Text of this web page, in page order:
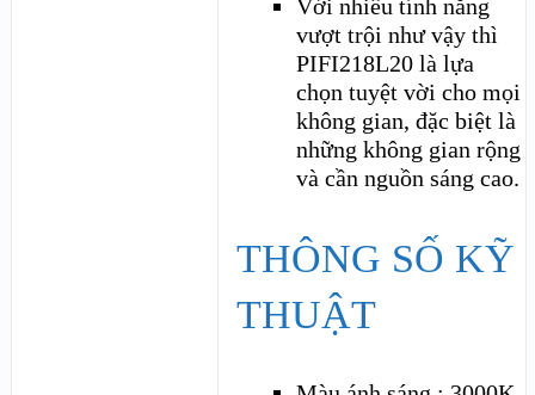
Với nhiều tính năng
vượt trội như vậy thì
PIFI218L20 là lựa
chọn tuyệt vời cho mọi
không gian, đặc biệt là
những không gian rộng
và cần nguồn sáng cao.
THÔNG SỐ KỸ
THUẬT